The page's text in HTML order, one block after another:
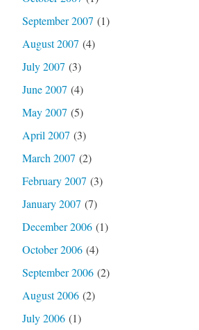
September 2007 (1)
August 2007 (4)
July 2007 (3)
June 2007 (4)
May 2007 (5)
April 2007 (3)
March 2007 (2)
February 2007 (3)
January 2007 (7)
December 2006(1)
October 2006(4)
September 2006(2)
August 2006(2)
July 2006(1)